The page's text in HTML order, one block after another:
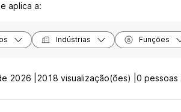
aplica a:
Indústrias Funções
2026 | 2018 visualização(ões) | 0 pessoas